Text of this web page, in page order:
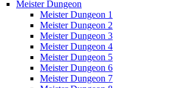
Meister Dungeon
Meister Dungeon 1
Meister Dungeon 2
Meister Dungeon 3
Meister Dungeon 4
Meister Dungeon 5
Meister Dungeon 6
Meister Dungeon 7